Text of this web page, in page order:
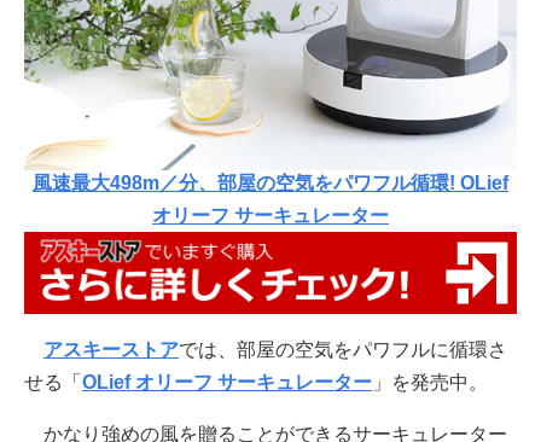
風速最大498m／分、部屋の空気をパワフル循環! OLief
オリーフ サーキュレーター
アスキーストアでは、部屋の空気をパワフルに循環さ
せる「 OLief オリーフ サーキュレーター 」を発売中。
かなり強めの風を贈ることができるサーキュレーター